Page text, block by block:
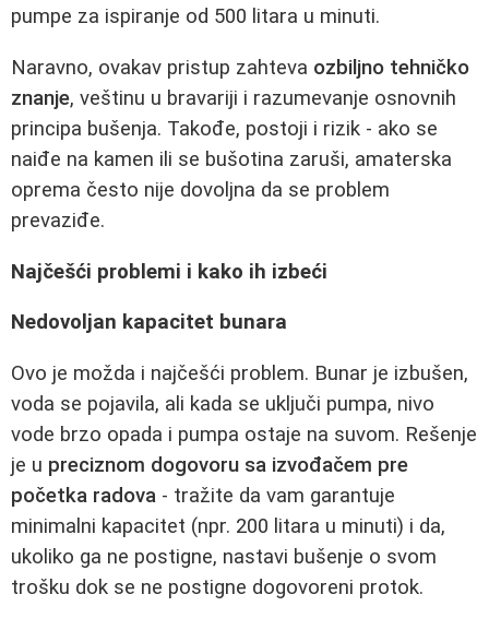
pumpe za ispiranje od 500 litara u minuti.
Naravno, ovakav pristup zahteva ozbiljno tehničko
znanje, veštinu u bravariji i razumevanje osnovnih
principa bušenja. Takođe, postoji i rizik - ako se
naiđe na kamen ili se bušotina zaruši, amaterska
oprema često nije dovoljna da se problem
prevaziđe.
Najčešći problemi i kako ih izbeći
Nedovoljan kapacitet bunara
Ovo je možda i najčešći problem. Bunar je izbušen,
voda se pojavila, ali kada se uključi pumpa, nivo
vode brzo opada i pumpa ostaje na suvom. Rešenje
je u preciznom dogovoru sa izvođačem pre
početka radova - tražite da vam garantuje
minimalni kapacitet (npr. 200 litara u minuti) i da,
ukoliko ga ne postigne, nastavi bušenje o svom
trošku dok se ne postigne dogovoreni protok.